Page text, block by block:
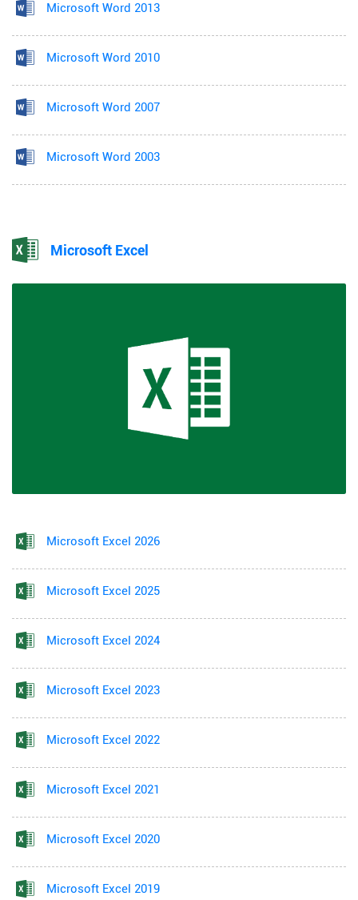
Microsoft Word 2013
Microsoft Word 2010
Microsoft Word 2007
Microsoft Word 2003
Microsoft Excel
Microsoft Excel 2026
Microsoft Excel 2025
Microsoft Excel 2024
Microsoft Excel 2023
Microsoft Excel 2022
Microsoft Excel 2021
Microsoft Excel 2020
Microsoft Excel 2019